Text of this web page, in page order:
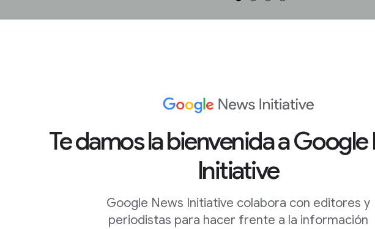
Te damos la bienvenida a Google
Initiative
Google News Initiative colabora con editores y
periodistas para hacer frente a la información
y ubicación
de tiempo personalizado o una región
datos.
de rangos de tiempo para tu búsqueda; desde la última
puedes especificar un rango de tiempo
se observa el interés de la búsqueda en el cricket en la